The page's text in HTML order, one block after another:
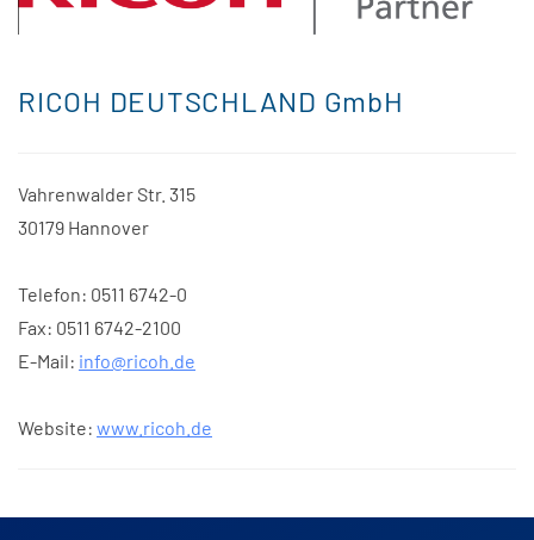
RICOH DEUTSCHLAND GmbH
Vahrenwalder Str. 315
30179 Hannover
Telefon: 0511 6742-0
Fax: 0511 6742-2100
E-Mail: info@ricoh.de
Website: www.ricoh.de